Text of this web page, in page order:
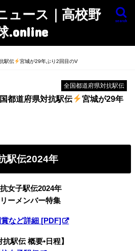
ュース｜高校野
.online
search
駅伝
宮城が29年ぶり2回目のV
全国都道府県対抗駅伝
都道府県対抗駅伝
宮城が29年
駅伝2024年
女子駅伝2024年
ーメンバー特集
など詳細 [PDF]
駅伝 概要•日程】